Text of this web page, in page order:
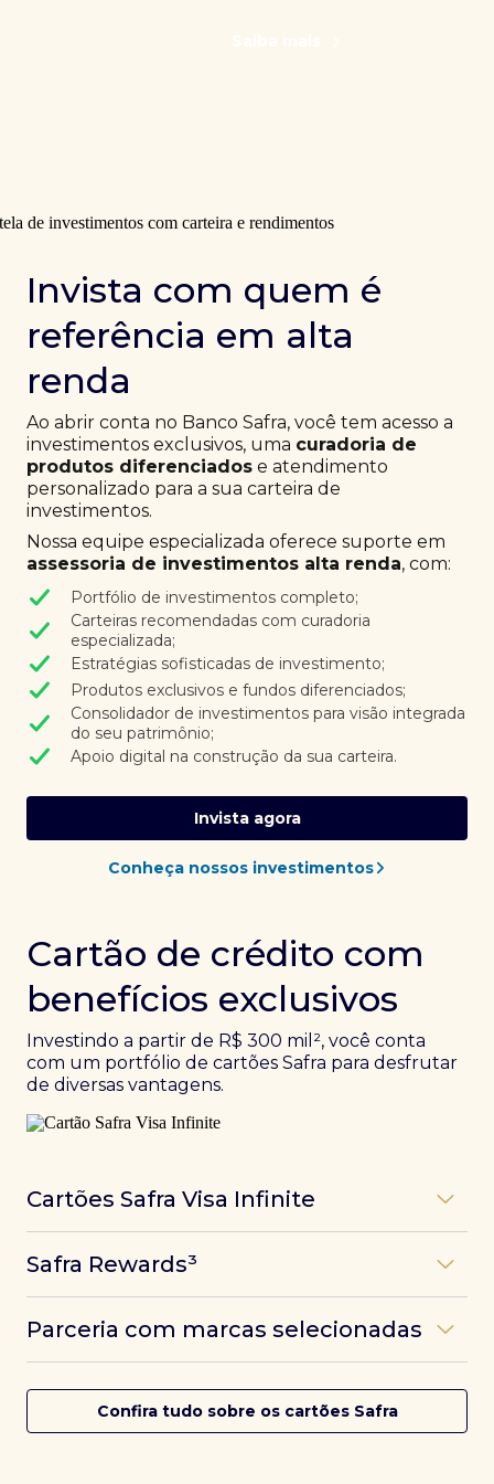
Invista com quem é
referência em alta
renda
Ao abrir conta no Banco Safra, você tem acesso a
investimentos exclusivos, uma curadoria de
produtos diferenciados e atendimento
personalizado para a sua carteira de
investimentos.
Nossa equipe especializada oferece suporte em
assessoria de investimentos alta renda, com:
Portfólio de investimentos completo;
Carteiras recomendadas com curadoria
especializada;
Estratégias sofisticadas de investimento;
Produtos exclusivos e fundos diferenciados;
Consolidador de investimentos para visão integrada
do seu patrimônio;
Apoio digital na construção da sua carteira.
Invista agora
Conheça nossos investimentos
Cartão de crédito com
benefícios exclusivos
Investindo a partir de R$ 300 mil², você conta
com um portfólio de cartões Safra para desfrutar
de diversas vantagens.
Cartões Safra Visa Infinite
experiências refinadas a benefícios únicos, como
converte seus investimentos em limite no cartão e
conta com acesso a mais de 1.400 salas VIP Dragon
Pass ao redor do mundo.
Safra Rewards³
das melhores pontuações do mercado.
Parceria com marcas selecionadas
cartões Safra.
Confira tudo sobre os cartões Safra